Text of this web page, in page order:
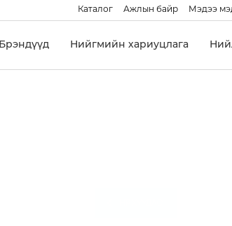
Каталог Ажлын байр Мэдээ
Брэндүүд Нийгмийн хариуцлага